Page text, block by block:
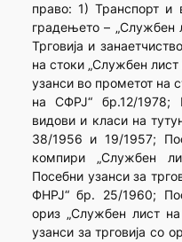
право: 1) Транспорт и
градењето – „Службен
Трговија и
на стоки „Службен
узанси во прометот на
на СФРЈ“ бр.12/1978;
видови и класи на
38/1956 и 19/1957;
компири „Службен
Посебни узанси за
ФНРЈ“ бр. 25/1960;
ориз „Службен лист
узанси за трговија со